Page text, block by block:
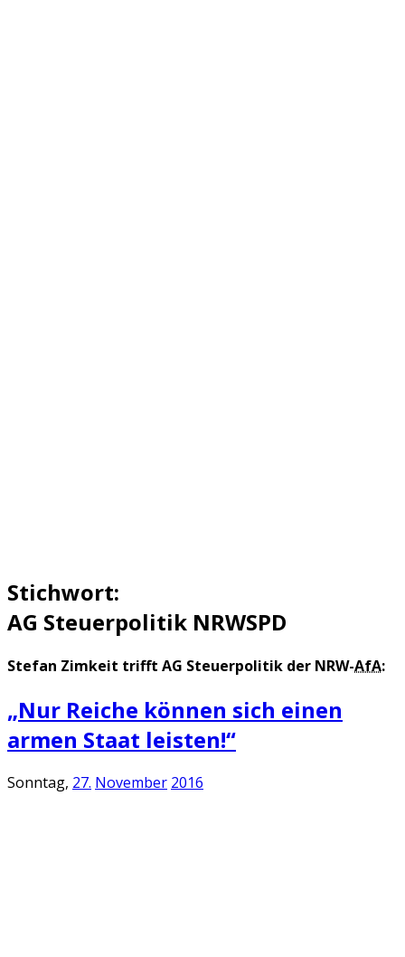
Stichwort:
AG Steuerpolitik NRWSPD
Stefan Zimkeit trifft AG Steuerpolitik der NRW-AfA:
„Nur Reiche können sich einen
armen Staat leisten!“
Sonntag, 27. November 2016